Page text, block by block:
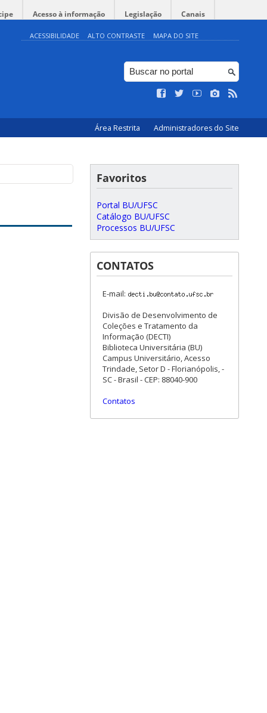
Acesso à informação Legislação Canais
ACESSIBILIDADE ALTO CONTRASTE MAPA DO SITE
Área Restrita Administradores do Site
Favoritos
Portal BU/UFSC
Catálogo BU/UFSC
Processos BU/UFSC
CONTATOS
E-mail:
Divisão de Desenvolvimento de
Coleções e Tratamento da
Informação (DECTI)
Biblioteca Universitária (BU)
Campus Universitário, Acesso
Trindade, Setor D - Florianópolis, -
SC - Brasil - CEP: 88040-900
Contatos